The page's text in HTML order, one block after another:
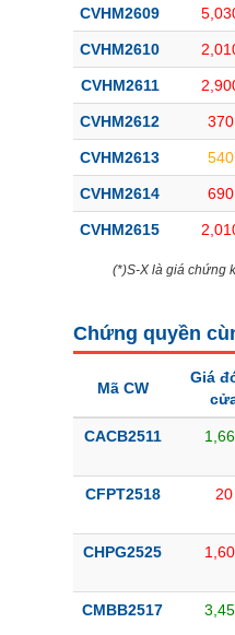
CVHM2609
CVHM2610
CVHM2611
CVHM2612 370
CVHM2613 540
CVHM2614 690
CVHM2615
(*)S-X là giá chứng
Chứng quyền
Mã CW
Giá
CACB2511
CFPT2518 20
CHPG2525
CMBB2517
Báo cáo phân tích(-)
Thuật ngữ(-)
Dịch vụ(-)
Đào tạo
Truyền thông tài chính